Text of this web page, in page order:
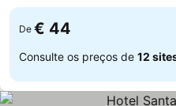
De € 44
Consulte os preços de 12